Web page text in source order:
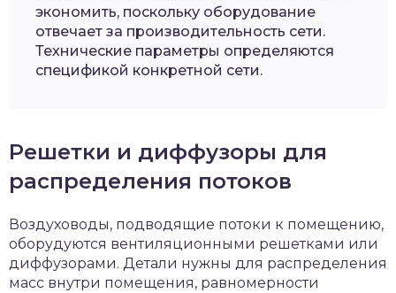
экономить, поскольку оборудование
отвечает за производительность сети.
Технические параметры определяются
спецификой конкретной сети.
Решетки и диффузоры для
распределения потоков
Воздуховоды, подводящие потоки к помещению,
оборудуются вентиляционными решетками или
диффузорами. Детали нужны для распределения
масс внутри помещения, равномерности